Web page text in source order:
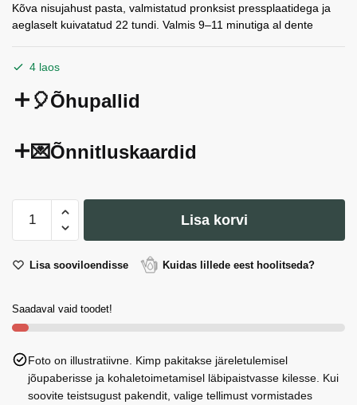
Kõva nisujahust pasta, valmistatud pronksist pressplaatidega ja
aeglaselt kuivatatud 22 tundi. Valmis 9–11 minutiga al dente
4 laos
🎈Õhupallid
💌Õnnitluskaardid
pasta
Maniche
kogus
Lisa korvi
Lisa sooviloendisse Kuidas lillede eest hoolitseda?
Saadaval vaid toodet!
Foto on illustratiivne. Kimp pakitakse järeletulemisel
jõupaberisse ja kohaletoimetamisel läbipaistvasse kilesse. Kui
soovite teistsugust pakendit, valige tellimust vormistades